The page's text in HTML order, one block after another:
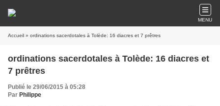
MENU
Accueil » ordinations sacerdotales à Tolède: 16 diacres et 7 prêtres
ordinations sacerdotales à Tolède: 16 diacres et
7 prêtres
Publié le 29/06/2015 à 05:28
Par Philippe